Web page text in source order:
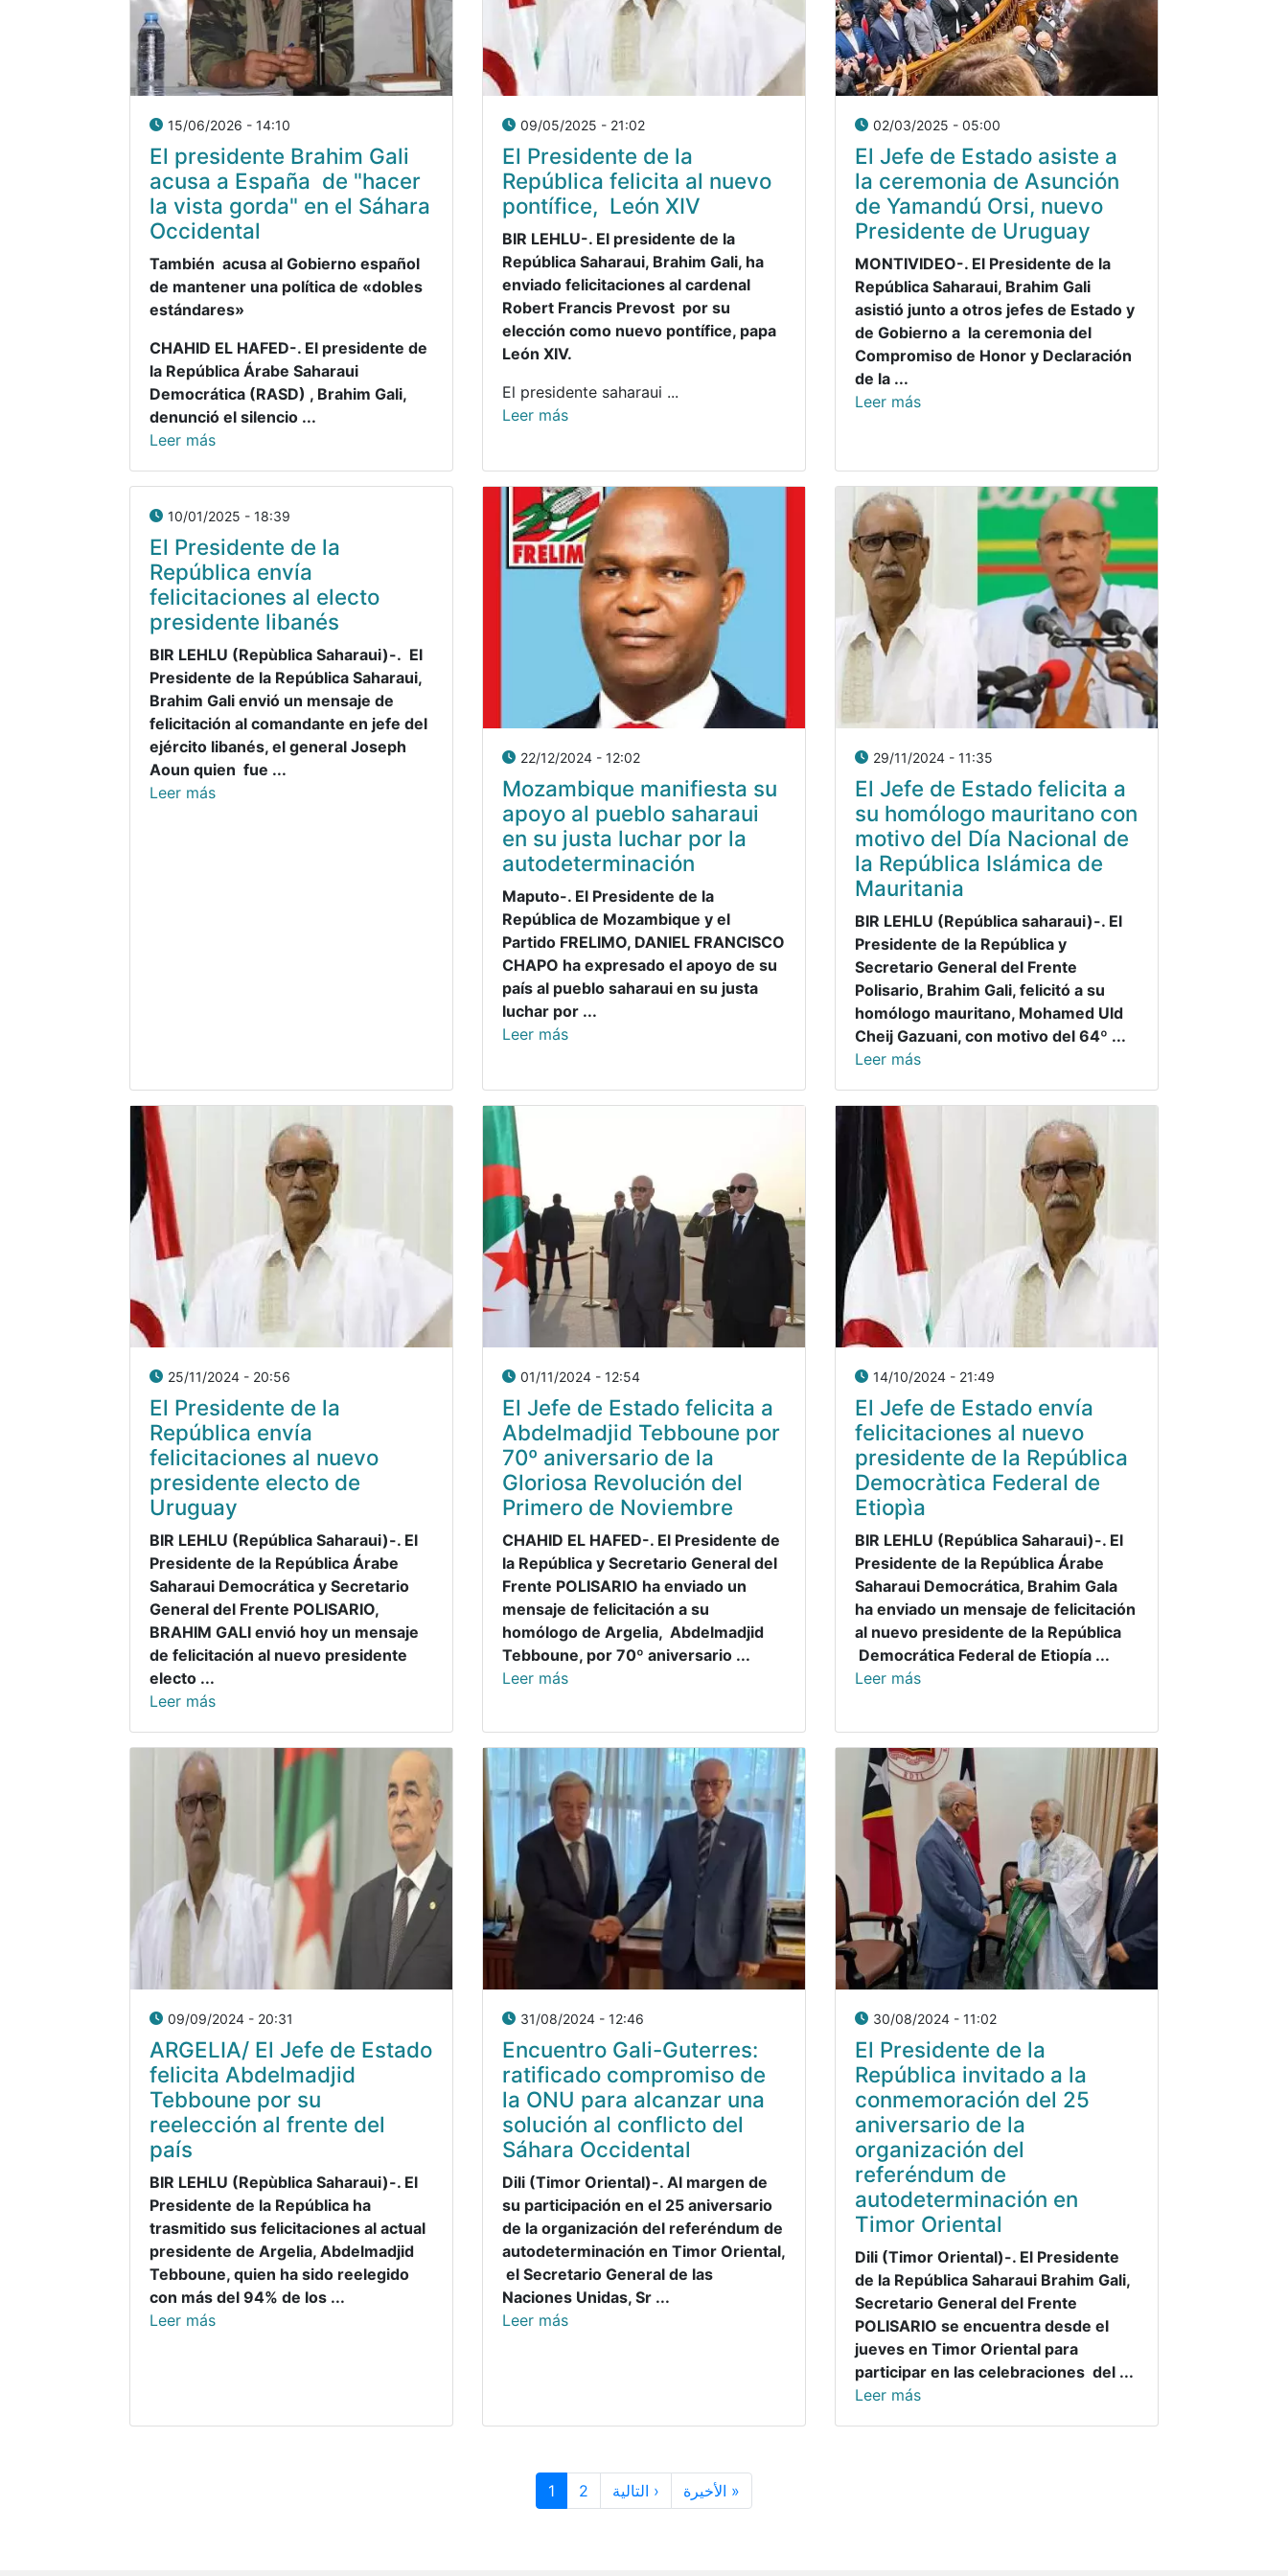
15/06/2026 - 14:10
El presidente Brahim Gali
acusa a España de "hacer
la vista gorda" en el Sáhara
Occidental
También acusa al Gobierno español
de mantener una política de «dobles
estándares»
CHAHID EL HAFED-. El presidente de
la República Árabe Saharaui
Democrática (RASD) , Brahim Gali,
denunció el silencio ...
Leer más
09/05/2025 - 21:02
El Presidente de la
República felicita al nuevo
pontífice, León XIV
BIR LEHLU-. El presidente de la
República Saharaui, Brahim Gali, ha
enviado felicitaciones al cardenal
Robert Francis Prevost por su
elección como nuevo pontífice, papa
León XIV.
El presidente saharaui ...
Leer más
02/03/2025 - 05:00
El Jefe de Estado asiste a
la ceremonia de Asunción
de Yamandú Orsi, nuevo
Presidente de Uruguay
MONTIVIDEO-. El Presidente de la
República Saharaui, Brahim Gali
asistió junto a otros jefes de Estado y
de Gobierno a la ceremonia del
Compromiso de Honor y Declaración
de la ...
Leer más
10/01/2025 - 18:39
El Presidente de la
República envía
felicitaciones al electo
presidente libanés
BIR LEHLU (Repùblica Saharaui)-. El
Presidente de la República Saharaui,
Brahim Gali envió un mensaje de
felicitación al comandante en jefe del
ejército libanés, el general Joseph
Aoun quien fue ...
Leer más
22/12/2024 - 12:02
Mozambique manifiesta su
apoyo al pueblo saharaui
en su justa luchar por la
autodeterminación
Maputo-. El Presidente de la
República de Mozambique y el
Partido FRELIMO, DANIEL FRANCISCO
CHAPO ha expresado el apoyo de su
país al pueblo saharaui en su justa
luchar por ...
Leer más
29/11/2024 - 11:35
El Jefe de Estado felicita a
su homólogo mauritano con
motivo del Día Nacional de
la República Islámica de
Mauritania
BIR LEHLU (República saharaui)-. El
Presidente de la República y
Secretario General del Frente
Polisario, Brahim Gali, felicitó a su
homólogo mauritano, Mohamed Uld
Cheij Gazuani, con motivo del 64º ...
Leer más
25/11/2024 - 20:56
El Presidente de la
República envía
felicitaciones al nuevo
presidente electo de
Uruguay
BIR LEHLU (República Saharaui)-. El
Presidente de la República Árabe
Saharaui Democrática y Secretario
General del Frente POLISARIO,
BRAHIM GALI envió hoy un mensaje
de felicitación al nuevo presidente
electo ...
Leer más
01/11/2024 - 12:54
El Jefe de Estado felicita a
Abdelmadjid Tebboune por
70º aniversario de la
Gloriosa Revolución del
Primero de Noviembre
CHAHID EL HAFED-. El Presidente de
la República y Secretario General del
Frente POLISARIO ha enviado un
mensaje de felicitación a su
homólogo de Argelia, Abdelmadjid
Tebboune, por 70º aniversario ...
Leer más
14/10/2024 - 21:49
El Jefe de Estado envía
felicitaciones al nuevo
presidente de la República
Democràtica Federal de
Etiopìa
BIR LEHLU (República Saharaui)-. El
Presidente de la República Árabe
Saharaui Democrática, Brahim Gala
ha enviado un mensaje de felicitación
al nuevo presidente de la República
Democrática Federal de Etiopía ...
Leer más
09/09/2024 - 20:31
ARGELIA/ El Jefe de Estado
felicita Abdelmadjid
Tebboune por su
reelección al frente del
país
BIR LEHLU (Repùblica Saharaui)-. El
Presidente de la República ha
trasmitido sus felicitaciones al actual
presidente de Argelia, Abdelmadjid
Tebboune, quien ha sido reelegido
con más del 94% de los ...
Leer más
31/08/2024 - 12:46
Encuentro Gali-Guterres:
ratificado compromiso de
la ONU para alcanzar una
solución al conflicto del
Sáhara Occidental
Dili (Timor Oriental)-. Al margen de
su participación en el 25 aniversario
de la organización del referéndum de
autodeterminación en Timor Oriental,
el Secretario General de las
Naciones Unidas, Sr ...
Leer más
30/08/2024 - 11:02
El Presidente de la
República invitado a la
conmemoración del 25
aniversario de la
organización del
referéndum de
autodeterminación en
Timor Oriental
Dili (Timor Oriental)-. El Presidente
de la República Saharaui Brahim Gali,
Secretario General del Frente
POLISARIO se encuentra desde el
jueves en Timor Oriental para
participar en las celebraciones del ...
Leer más
1 2 التالية › Siguiente página
الأخيرة »